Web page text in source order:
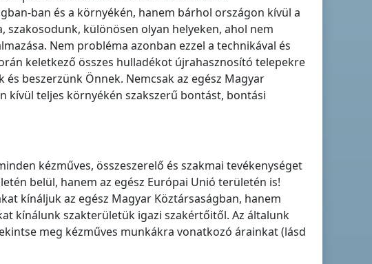
-ban és a környékén, hanem bárhol országon kívül a
szakosodunk, különösen olyan helyeken, ahol nem
Nem probléma azonban ezzel a technikával és
keletkező összes hulladékot újrahasznosító telepekre
beszerzünk Önnek. Nemcsakaz egész Magyar
kívül teljes környékén szakszerű bontást, bontási
kézműves, összeszerelő és szakmai tevékenységet
belül, hanem az egész Európai Unió területén is!
kínáljukaz egész Magyar Köztársaságban, hanem
kínálunk szakterületük igazi szakértőitől. Az általunk
meg kézműves munkákra vonatkozó árainkat (lásd